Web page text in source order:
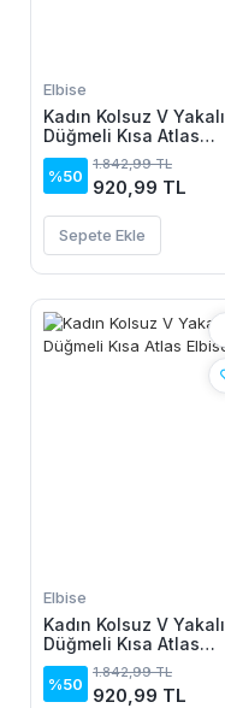
Elbise
Kadın Kolsuz V Yakalı
Düğmeli Kısa Atlas
Elbise
%50
1.842,99 TL
920,99 TL
Sepete Ekle
Elbise
Kadın Kolsuz V Yakalı
Düğmeli Kısa Atlas
Elbise
%50
1.842,99 TL
920,99 TL